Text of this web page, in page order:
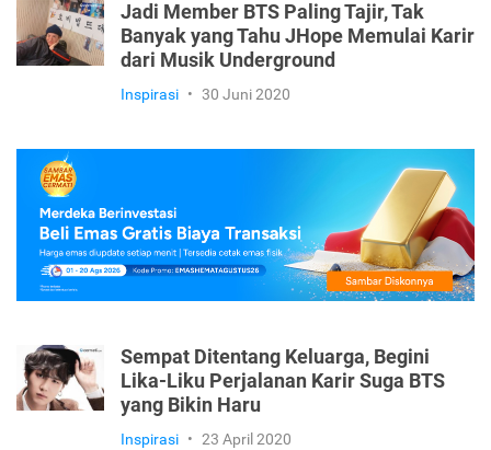
Jadi Member BTS Paling Tajir, Tak
Banyak yang Tahu JHope Memulai Karir
dari Musik Underground
Inspirasi • 30 Juni 2020
Sempat Ditentang Keluarga, Begini
Lika-Liku Perjalanan Karir Suga BTS
yang Bikin Haru
Inspirasi • 23 April 2020